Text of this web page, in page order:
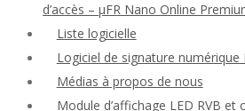
d’accès – μFR Nano Online
Liste logicielle
Logiciel de signature numérique
Médias à propos de nous
Module d’affichage LED RVB et